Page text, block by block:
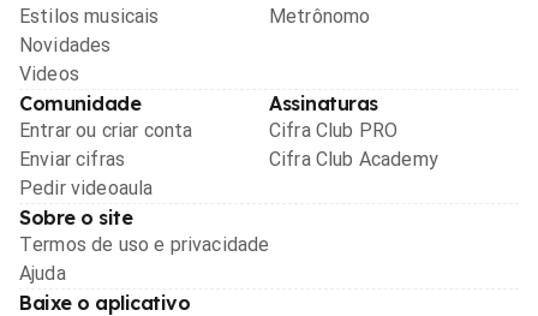
Estilos musicais
Novidades
Videos
Metrônomo
Comunidade
Entrar ou criar conta
Enviar cifras
Pedir videoaula
Assinaturas
Cifra Club PRO
Cifra Club Academy
Sobre o site
Termos de uso e privacidade
Ajuda
Baixe o aplicativo